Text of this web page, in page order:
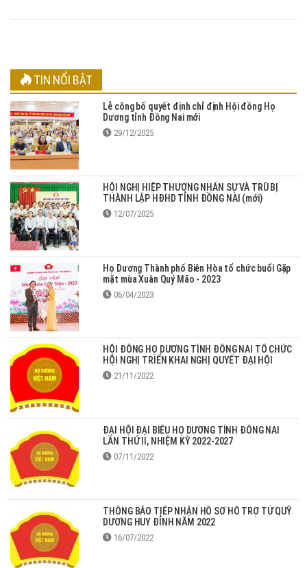
TIN NỔI BẬT
Lễ công bố quyết định chỉ định Hội đồng Họ
Dương tỉnh Đồng Nai mới
29/12/2025
HỘI NGHỊ HIỆP THƯƠNG NHÂN SỰ VÀ TRÙ BỊ
THÀNH LẬP HĐHD TỈNH ĐỒNG NAI (mới)
12/07/2025
Họ Dương Thành phố Biên Hòa tổ chức buổi Gặp
mặt mùa Xuân Quý Mão - 2023
06/04/2023
HỘI ĐỒNG HỌ DƯƠNG TỈNH ĐỒNG NAI TỔ CHỨC
HỘI NGHỊ TRIỂN KHAI NGHỊ QUYẾT ĐẠI HỘI
21/11/2022
ĐẠI HỘI ĐẠI BIỂU HỌ DƯƠNG TỈNH ĐỒNG NAI
LẦN THỨ II, NHIỆM KỲ 2022-2027
07/11/2022
THÔNG BÁO TIẾP NHẬN HỒ SƠ HỖ TRỢ TỪ QUỸ
DƯƠNG HUY ĐỈNH NĂM 2022
16/07/2022